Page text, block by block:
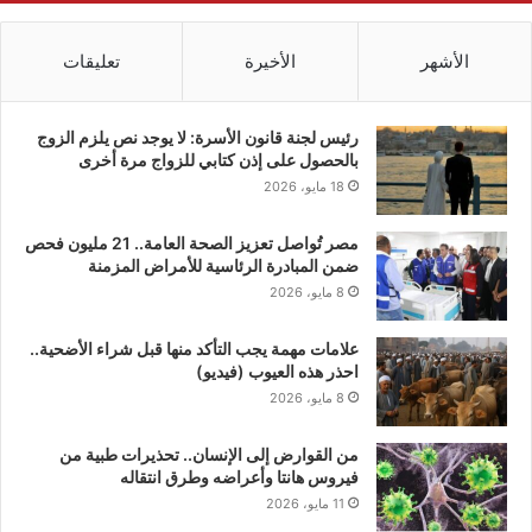
الأشهر الأخيرة تعليقات
رئيس لجنة قانون الأسرة: لا يوجد نص يلزم الزوج
بالحصول على إذن كتابي للزواج مرة أخرى
18 مايو، 2026
مصر تُواصل تعزيز الصحة العامة.. 21 مليون فحص
ضمن المبادرة الرئاسية للأمراض المزمنة
8 مايو، 2026
علامات مهمة يجب التأكد منها قبل شراء الأضحية..
احذر هذه العيوب (فيديو)
8 مايو، 2026
من القوارض إلى الإنسان.. تحذيرات طبية من
فيروس هانتا وأعراضه وطرق انتقاله
11 مايو، 2026